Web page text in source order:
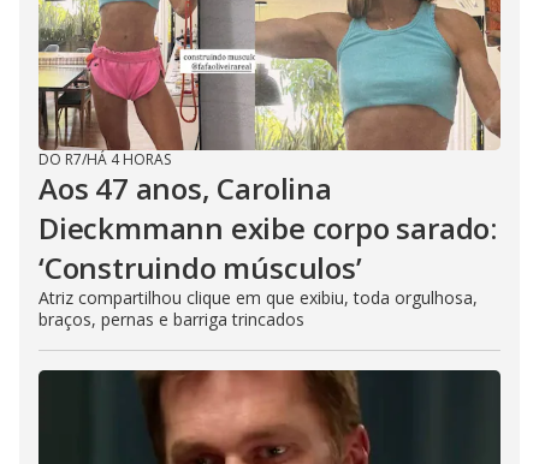
DO R7/HÁ 4 HORAS
Aos 47 anos, Carolina
Dieckmmann exibe corpo sarado:
‘Construindo músculos’
Atriz compartilhou clique em que exibiu, toda orgulhosa,
braços, pernas e barriga trincados